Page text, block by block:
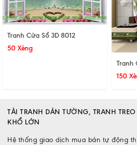
Tranh Cửa Sổ 3D 8012
50 Xèng
Tranh
150
TẢI TRANH DÁN TƯỜNG, TRANH
KHỔ LỚN
Hệ thống giao dịch mua bán tự động